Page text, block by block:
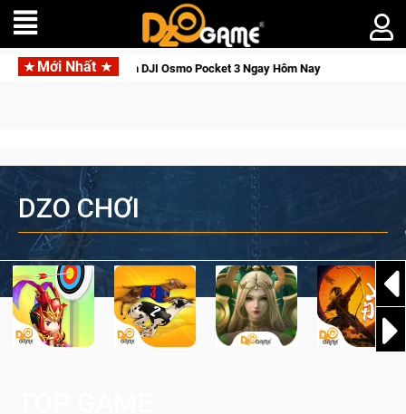
Mới Nhất
Thức Tỉnh, Săn DJI Osmo Pocket 3 Ngay Hôm Nay
DZO CHƠI